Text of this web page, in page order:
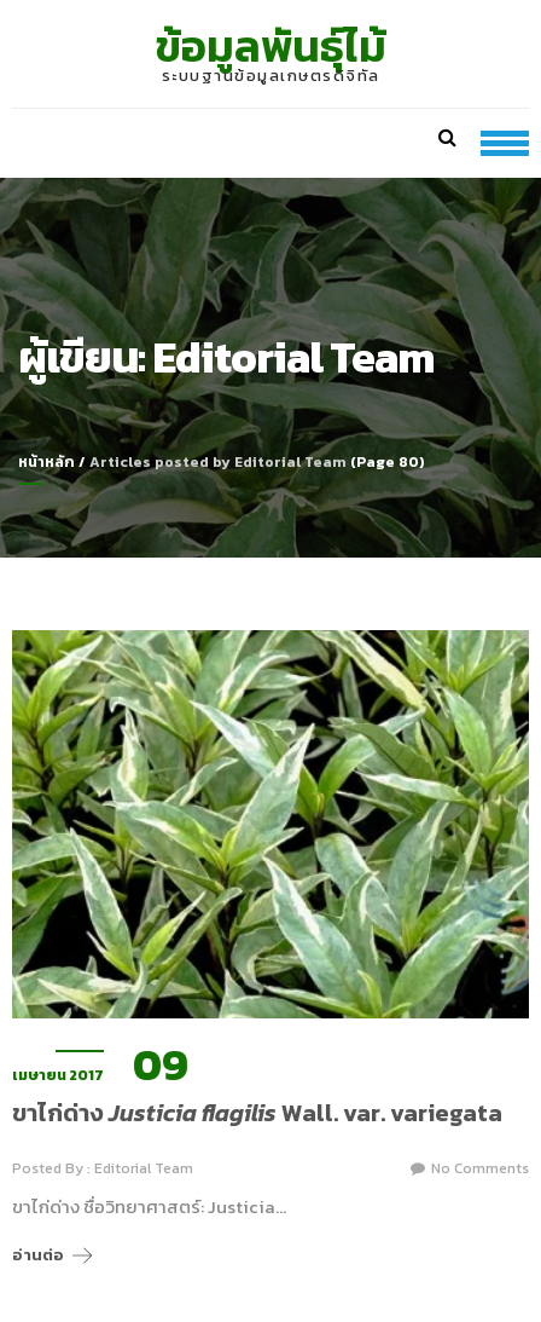
ข้อมูลพันธุ์ไม้
ระบบฐานข้อมูลเกษตรดิจิทัล
ผู้เขียน:Editorial Team
หน้าหลัก / Articles posted by Editorial Team (Page 80)
เมษายน 2017 09
ขาไก่ด่างJusticia flagilisWall. var. variegata
Posted By : Editorial Team No Comments
ขาไก่ด่าง ชื่อวิทยาศาสตร์: Justicia…
อ่านต่อ